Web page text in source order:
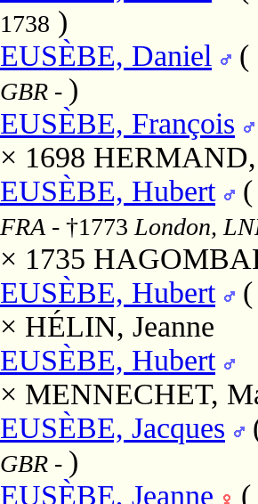
1738 )
EUSÈBE, Daniel
(
GBR - )
EUSÈBE, François
× 1698 HERMAND,
EUSÈBE, Hubert
FRA - †1773 London,
× 1735
EUSÈBE, Hubert
× HÉLIN, Jeanne
EUSÈBE, Hubert
× MENNECHET,
EUSÈBE, Jacques
GBR - )
EUSÈBE, Jeanne
(